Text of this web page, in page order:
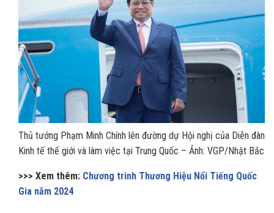
Thủ tướng Phạm Minh Chính lên đường dự Hội nghị của Diễn đàn
Kinh tế thế giới và làm việc tại Trung Quốc – Ảnh: VGP/Nhật Bắc
>>> Xem thêm: Chương trình Thương Hiệu Nổi Tiếng Quốc
Gia năm 2024